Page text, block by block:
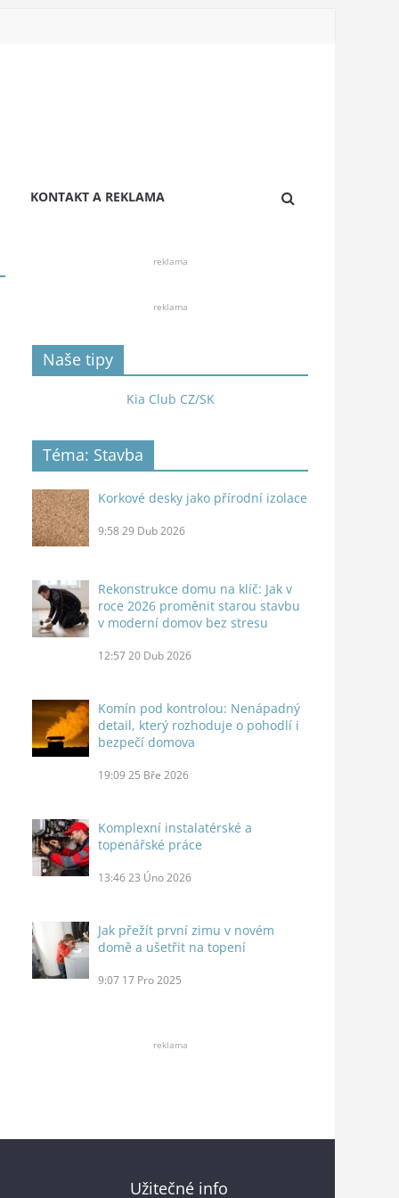
KONTAKT A REKLAMA
reklama
reklama
Naše tipy
Kia Club CZ/SK
Téma: Stavba
Korkové desky jako přírodní izolace
9:58 29 Dub 2026
Rekonstrukce domu na klíč: Jak v
roce 2026 proměnit starou stavbu
v moderní domov bez stresu
12:57 20 Dub 2026
Komín pod kontrolou: Nenápadný
detail, který rozhoduje o pohodlí i
bezpečí domova
19:09 25 Bře 2026
Komplexní instalatérské a
topenářské práce
13:46 23 Úno 2026
Jak přežít první zimu v novém
domě a ušetřit na topení
9:07 17 Pro 2025
reklama
Užitečné info